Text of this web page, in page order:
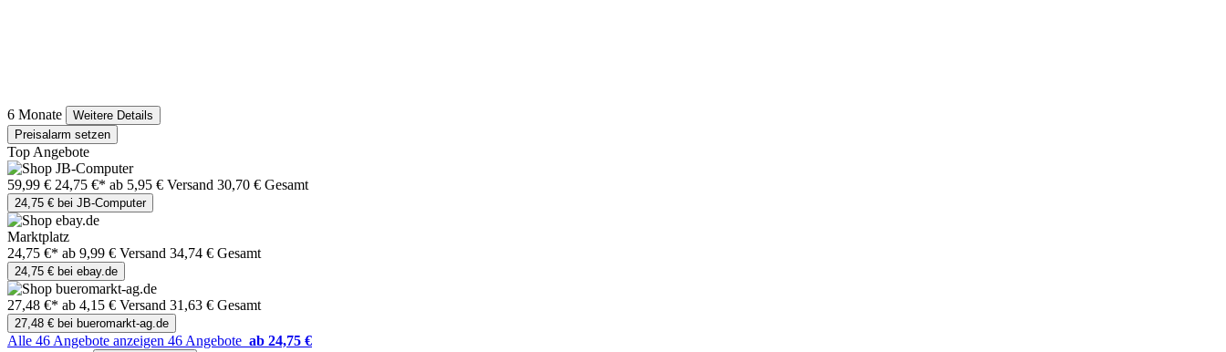
6 Monate
Weitere Details
Preisalarm setzen
Top Angebote
59,99 € 24,75 €* ab 5,95 € Versand 30,70 € Gesamt
24,75 € bei JB-Computer
Marktplatz
24,75 €* ab 9,99 € Versand 34,74 € Gesamt
24,75 € bei ebay.de
27,48 €* ab 4,15 € Versand 31,63 € Gesamt
27,48 € bei bueromarkt-ag.de
Alle 46 Angebote anzeigen 46 Angebote ab 24,75 €